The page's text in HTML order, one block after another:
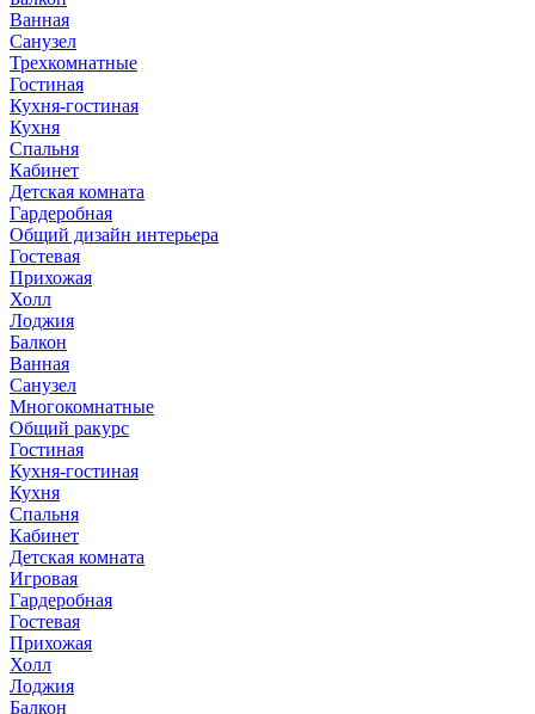
Ванная
Санузел
Трехкомнатные
Гостиная
Кухня-гостиная
Кухня
Спальня
Кабинет
Детская комната
Гардеробная
Общий дизайн интерьера
Гостевая
Прихожая
Холл
Лоджия
Балкон
Ванная
Санузел
Многокомнатные
Общий ракурс
Гостиная
Кухня-гостиная
Кухня
Спальня
Кабинет
Детская комната
Игровая
Гардеробная
Гостевая
Прихожая
Холл
Лоджия
Балкон